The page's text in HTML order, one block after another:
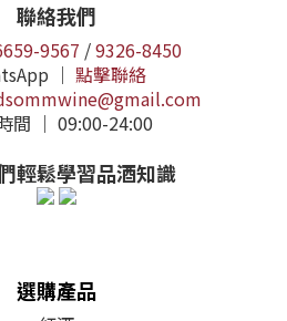
聯絡我們
9567 /9326-8450
｜ 點擊聯絡
間 ｜ 09:00-24:00
輕鬆學習品酒知識
選購產品